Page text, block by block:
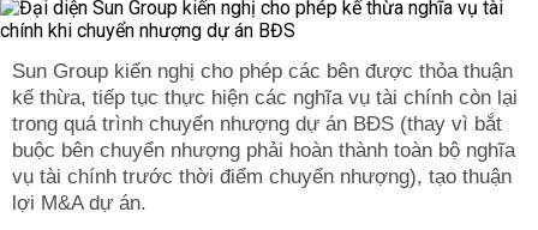
Sun Group kiến nghị cho phép các bên được thỏa thuận
kế thừa, tiếp tục thực hiện các nghĩa vụ tài chính còn lại
trong quá trình chuyển nhượng dự án BĐS (thay vì bắt
buộc bên chuyển nhượng phải hoàn thành toàn bộ nghĩa
vụ tài chính trước thời điểm chuyển nhượng), tạo thuận
lợi M&A dự án.